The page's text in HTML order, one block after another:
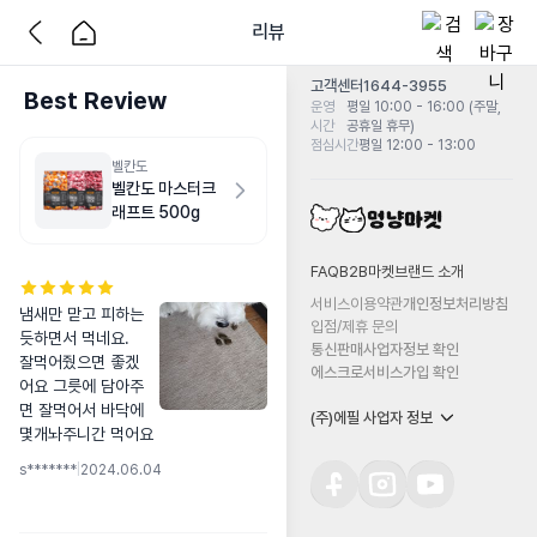
리뷰
Best Review
벨칸도
벨칸도 마스터크
래프트 500g
냄새만 맏고 피하는
듯하면서 먹네요.
잘먹어줬으면 좋겠
어요 그릇에 담아주
면 잘먹어서 바닥에
몇개놔주니간 먹어요
s******* 2024.06.04
고객센터1644-3955
운영
시간
평일 10:00 - 16:00 (주말,
공휴일 휴무)
점심시간평일 12:00 - 13:00
FAQB2B마켓 브랜드 소개
서비스이용약관개인정보처리방침
입점/제휴 문의
통신판매사업자정보 확인
에스크로서비스가입 확인
(주)에필 사업자 정보